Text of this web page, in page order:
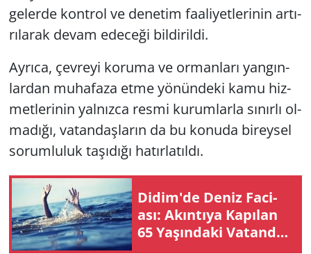
ge­ler­de kont­rol ve de­ne­tim fa­ali­yet­le­ri­nin ar­tı­
rı­la­rak devam ede­ce­ği bil­di­ril­di.
Ay­rı­ca, çev­re­yi ko­ru­ma ve or­man­la­rı yan­gın­
lar­dan mu­ha­fa­za etme yö­nün­de­ki kamu hiz­
met­le­ri­nin yal­nız­ca resmi ku­rum­lar­la sı­nır­lı ol­
ma­dı­ğı, va­tan­daş­la­rın da bu ko­nu­da bi­rey­sel
so­rum­lu­luk ta­şı­dı­ğı ha­tır­la­tıl­dı.
Didim'de Deniz Fa­ci­
ası: Akın­tı­ya Ka­pı­lan
65 Ya­şın­da­ki Va­tan­daş
Ha­ya­tı­nı Kay­bet­ti